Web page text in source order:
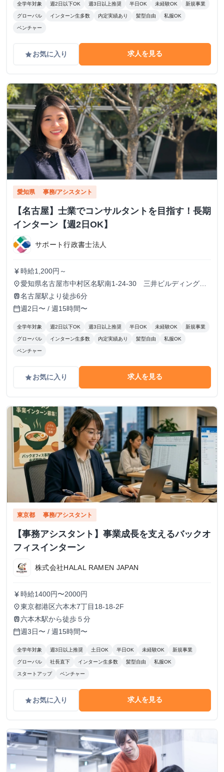
全学年対象 週2日以下OK 週3日以上推奨 半日OK 未経験OK 新規事業
グローバル インターン生多数 内定実績あり 髪型自由 私服OK
ベンチャー
gradeお気に入り 求人を見る
愛知県 事務/アシスタント
【名古屋】士業でコンサルタントを目指す！長期
インターン【週2日OK】
サポート行政書士法人
currency_yen 時給1,200円～
place愛知県名古屋市中村区名駅南1-24-30 三井ビルディング本
館 18F
train名古屋駅より徒歩6分
calendar_today週2日〜 / 週15時間〜
全学年対象 週2日以下OK 週3日以上推奨 半日OK 未経験OK 新規事業
グローバル インターン生多数 内定実績あり 髪型自由 私服OK
ベンチャー
gradeお気に入り 求人を見る
東京都 事務/アシスタント
【事務アシスタント】事業成長を支えるバックオ
フィスインターン
株式会社HALAL RAMEN JAPAN
currency_yen 時給1400円〜2000円
place東京都港区六本木7丁目18-18-2F
train六本木駅から徒歩５分
calendar_today週3日〜 / 週15時間〜
全学年対象 週3日以上推奨 土日OK 半日OK 未経験OK 新規事業
グローバル 社長直下 インターン生多数 髪型自由 私服OK
スタートアップ ベンチャー
gradeお気に入り 求人を見る